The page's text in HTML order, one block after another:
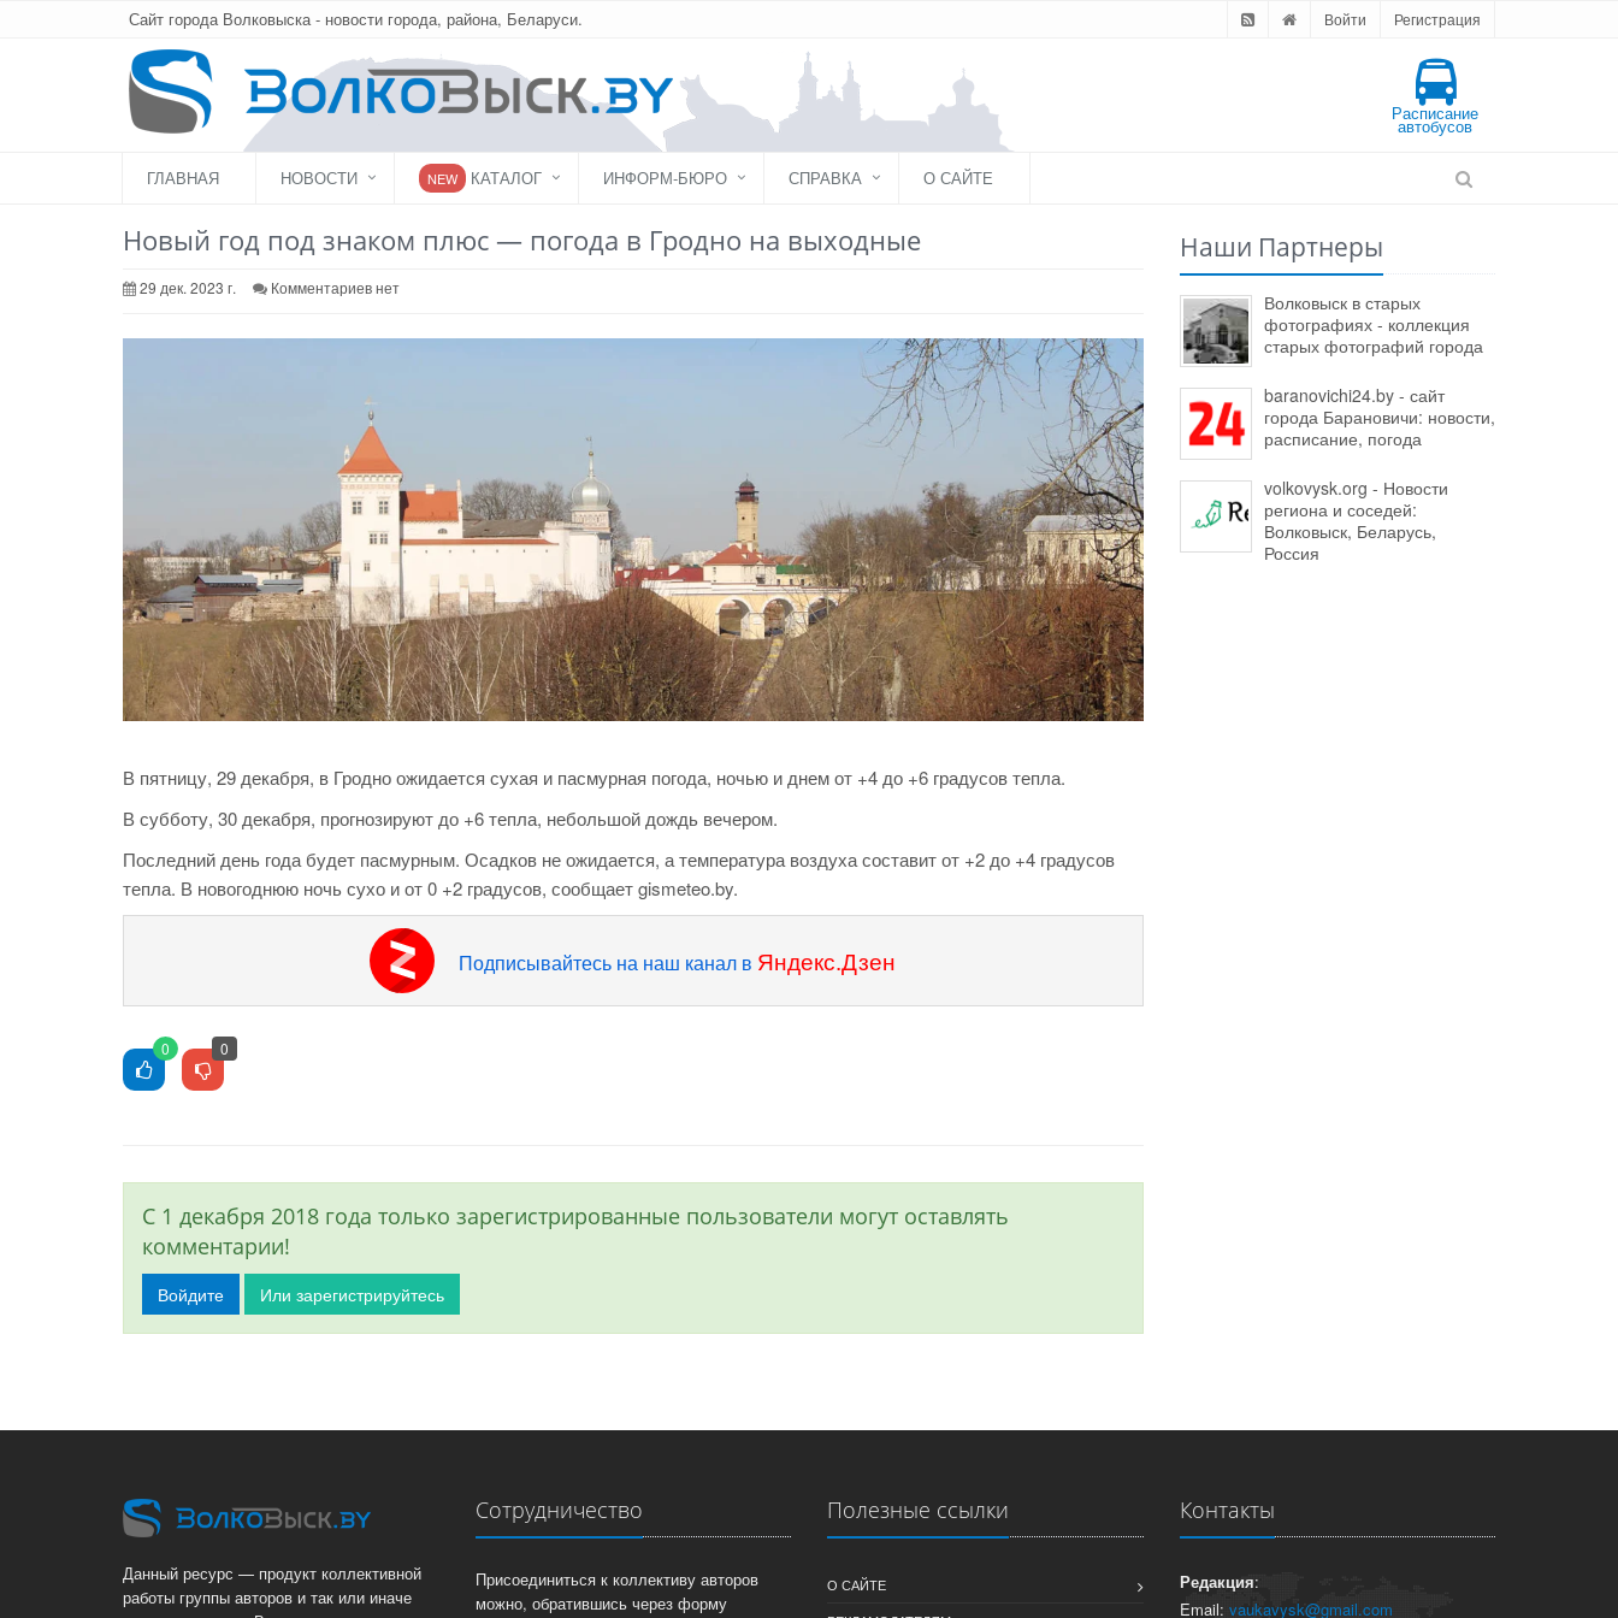
Сайт города Волковыска - новости города, района, Беларуси. Войти Регистрация
Расписание
автобусов
ГЛАВНАЯ НОВОСТИ NEW КАТАЛОГ ИНФОРМ-БЮРО СПРАВКА О САЙТЕ
Новый год под знаком плюс — погода в Гродно на выходные
29 дек. 2023 г. Комментариев нет
В пятницу, 29 декабря, в Гродно ожидается сухая и пасмурная погода, ночью и днем от +4 до +6 градусов тепла.
В субботу, 30 декабря, прогнозируют до +6 тепла, небольшой дождь вечером.
Последний день года будет пасмурным. Осадков не ожидается, а температура воздуха составит от +2 до +4 градусов
тепла. В новогоднюю ночь сухо и от 0 +2 градусов, сообщает gismeteo.by.
Подписывайтесь на наш канал в Яндекс.Дзен
0 0
С 1 декабря 2018 года только зарегистрированные пользователи могут оставлять
комментарии!
Войдите Или зарегистрируйтесь
Наши Партнеры
Волковыск в старых
фотографиях - коллекция
старых фотографий города
baranovichi24.by - сайт
города Барановичи: новости,
расписание, погода
volkovysk.org - Новости
региона и соседей:
Волковыск, Беларусь,
Россия
Данный ресурс — продукт коллективной
работы группы авторов и так или иначе
Сотрудничество
Присоединиться к коллективу авторов
можно, обратившись через форму
Полезные ссылки
О САЙТЕ
Контакты
Редакция:
Email: vaukavysk@gmail.com